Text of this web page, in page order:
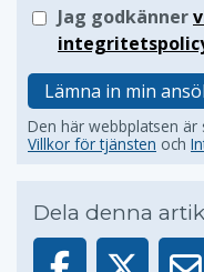
Jag godkänner
Lämna in min
Den här webbplatsen är
Villkor för tjänsten och
Dela denna